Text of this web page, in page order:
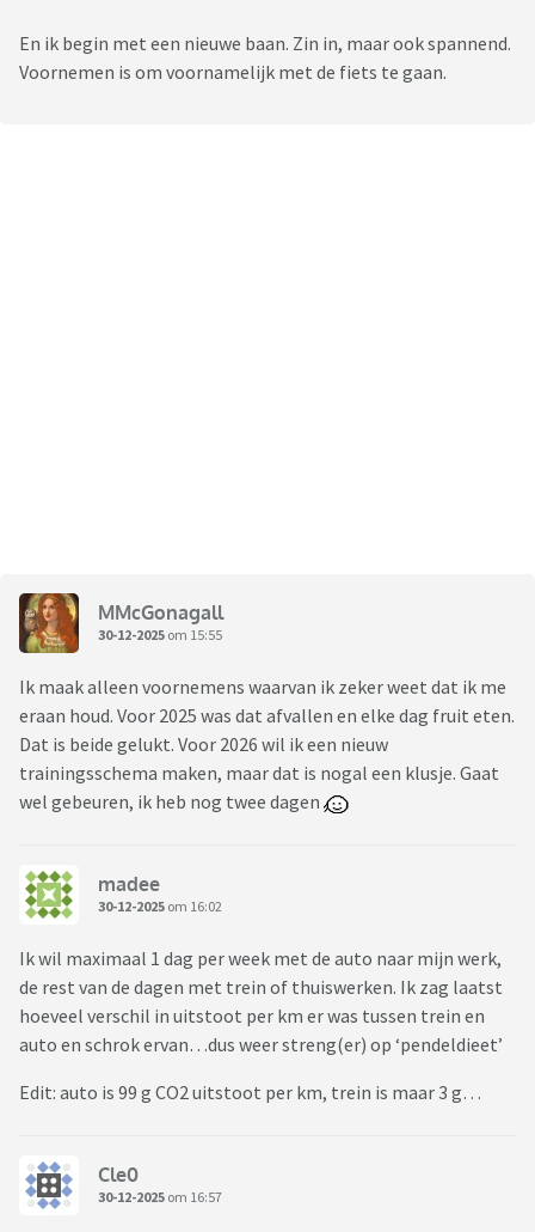
En ik begin met een nieuwe baan. Zin in, maar ook spannend.
Voornemen is om voornamelijk met de fiets te gaan.
MMcGonagall
30-12-2025 om 15:55
Ik maak alleen voornemens waarvan ik zeker weet dat ik me
eraan houd. Voor 2025 was dat afvallen en elke dag fruit eten.
Dat is beide gelukt. Voor 2026 wil ik een nieuw
trainingsschema maken, maar dat is nogal een klusje. Gaat
wel gebeuren, ik heb nog twee dagen
madee
30-12-2025 om 16:02
Ik wil maximaal 1 dag per week met de auto naar mijn werk,
de rest van de dagen met trein of thuiswerken. Ik zag laatst
hoeveel verschil in uitstoot per km er was tussen trein en
auto en schrok ervan…dus weer streng(er) op ‘pendeldieet’
Edit: auto is 99 g CO2 uitstoot per km, trein is maar 3 g…
Cle0
30-12-2025 om 16:57